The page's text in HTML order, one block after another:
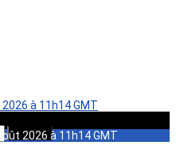
à 11h14 GMT
2026 à 11h14 GMT